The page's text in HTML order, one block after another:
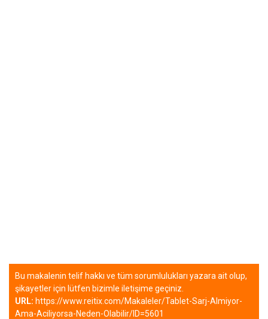
Bu makalenin telif hakkı ve tüm sorumlulukları yazara ait olup,
şikayetler için lütfen bizimle iletişime geçiniz.
URL: https://www.reitix.com/Makaleler/Tablet-Sarj-Almiyor-
Ama-Aciliyorsa-Neden-Olabilir/ID=5601